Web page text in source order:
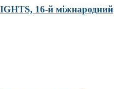
16-й міжнародний